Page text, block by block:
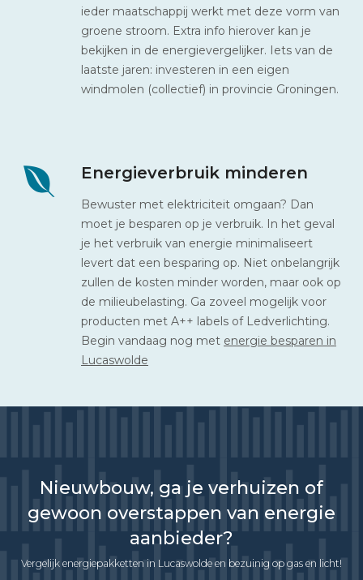
ieder maatschappij werkt met deze vorm van
groene stroom. Extra info hierover kan je
bekijken in de energievergelijker. Iets van de
laatste jaren: investeren in een eigen
windmolen (collectief) in provincie Groningen.
Energieverbruik minderen
Bewuster met elektriciteit omgaan? Dan
moet je besparen op je verbruik. In het geval
je het verbruik van energie minimaliseert
levert dat een besparing op. Niet onbelangrijk
zullen de kosten minder worden, maar ook op
de milieubelasting. Ga zoveel mogelijk voor
producten met A++ labels of Ledverlichting.
Begin vandaag nog met energie besparen in
Lucaswolde
Nieuwbouw, ga je verhuizen of
gewoon overstappen van energie
aanbieder?
Vergelijk energiepakketten in Lucaswolde en bezuinig op gas en licht!